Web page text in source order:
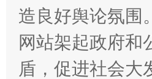
造良好舆论氛围
网站架起政府和
盾，促进社会大